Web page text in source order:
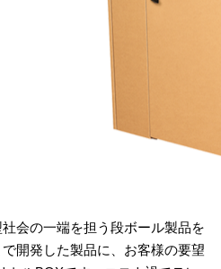
会の一端を担う段ボール製品を
開発した製品に、お客様の要望